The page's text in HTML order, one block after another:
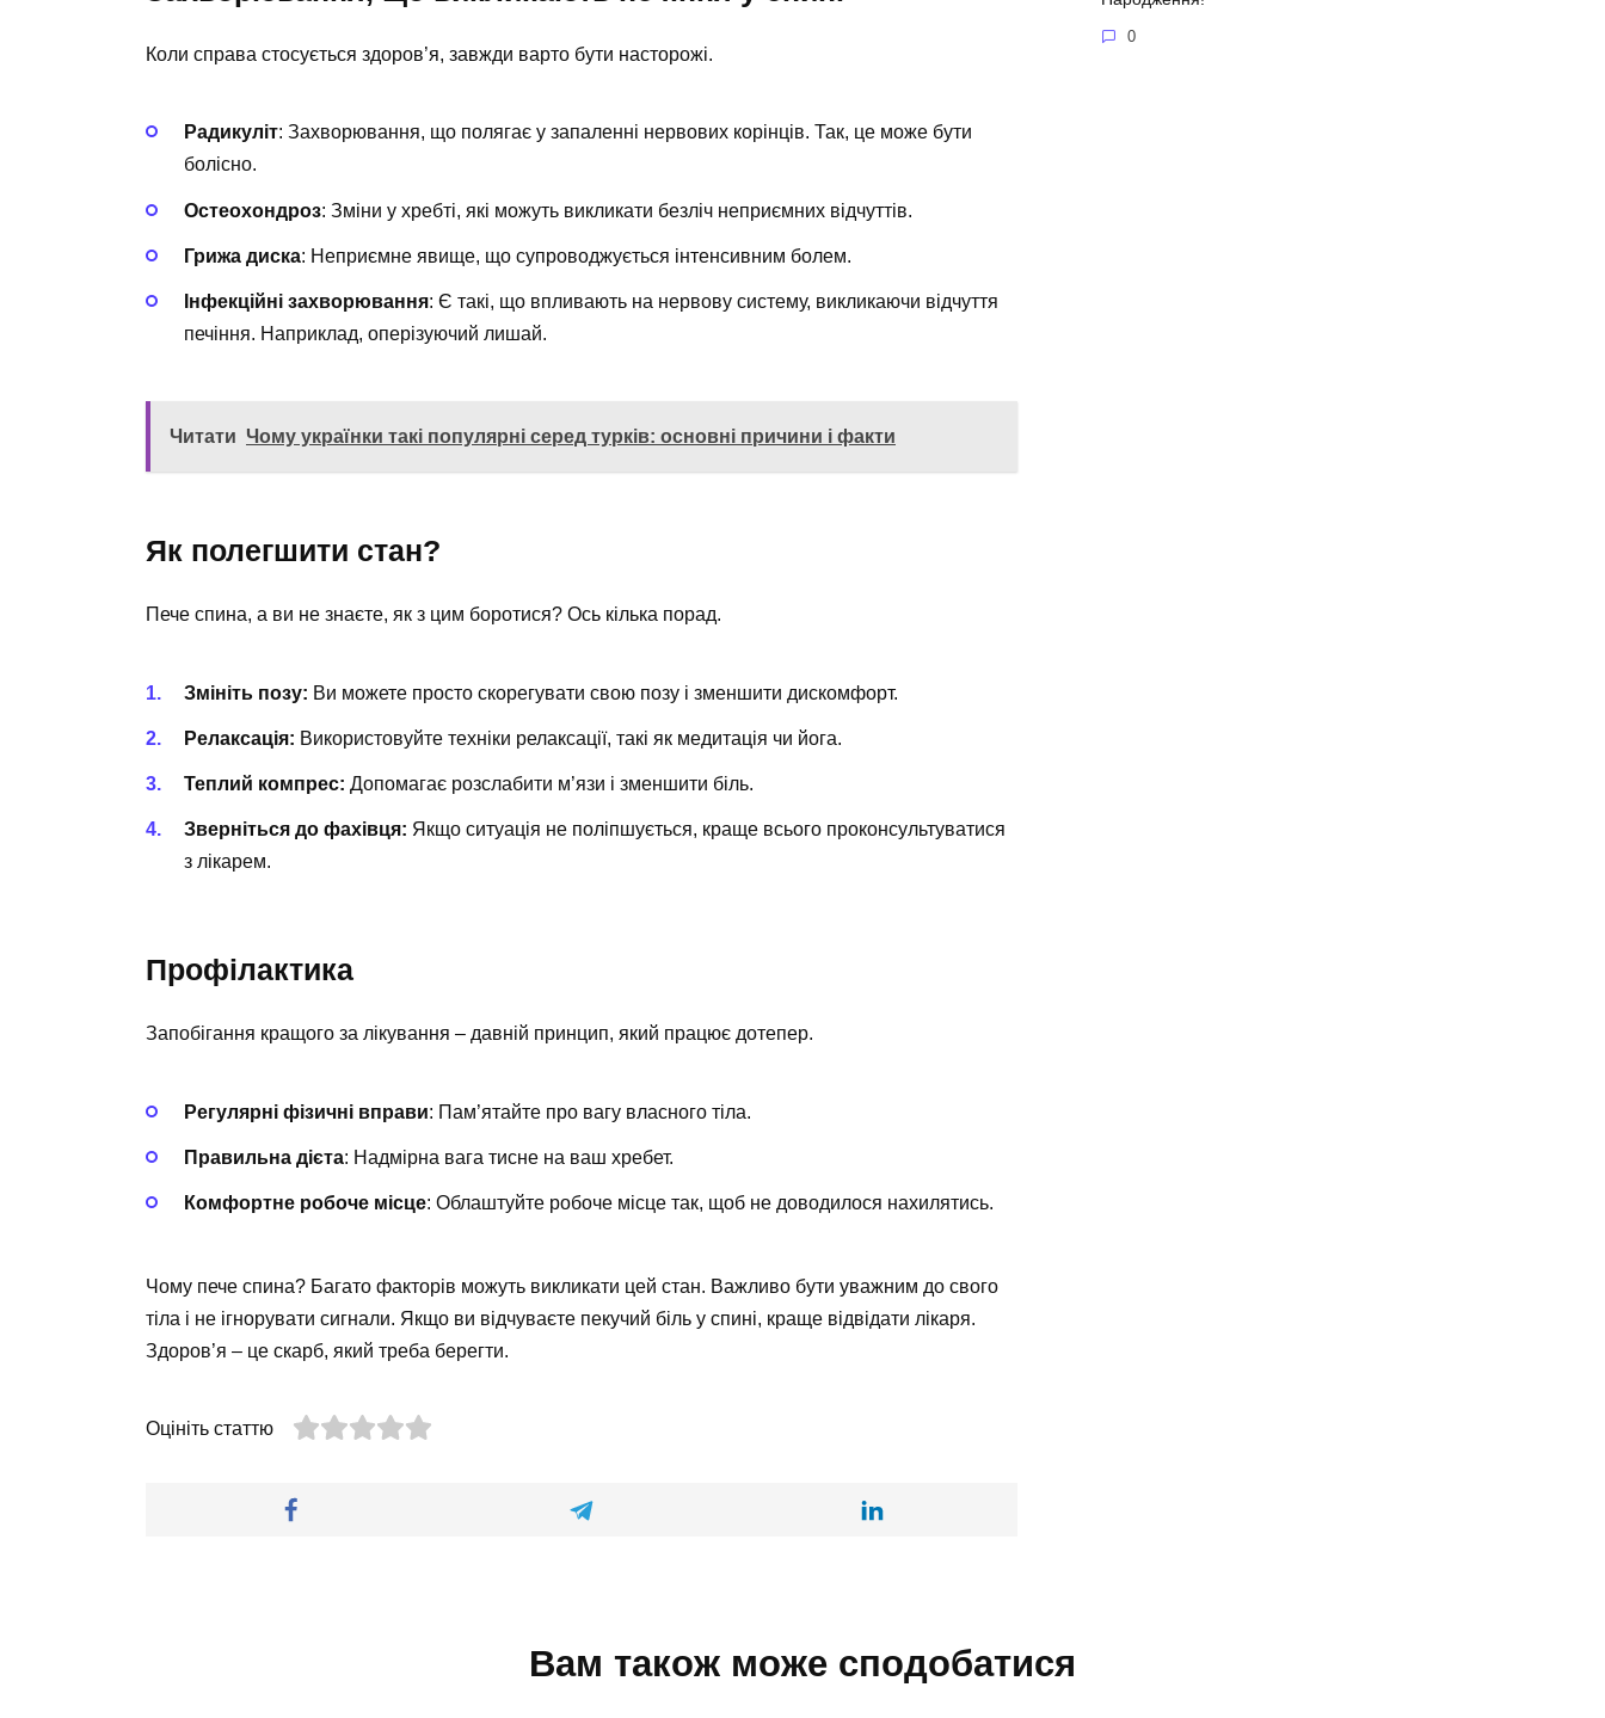
Коли справа стосується здоров’я, завжди варто бути насторожі.
Радикуліт: Захворювання, що полягає у запаленні нервових корінців. Так, це може бути
болісно.
Остеохондроз: Зміни у хребті, які можуть викликати безліч неприємних відчуттів.
Грижа диска: Неприємне явище, що супроводжується інтенсивним болем.
Інфекційні захворювання: Є такі, що впливають на нервову систему, викликаючи відчуття
печіння. Наприклад, оперізуючий лишай.
Читати Чому українки такі популярні серед турків: основні причини і факти
Як полегшити стан?
Пече спина, а ви не знаєте, як з цим боротися? Ось кілька порад.
Змініть позу: Ви можете просто скорегувати свою позу і зменшити дискомфорт.
Релаксація: Використовуйте техніки релаксації, такі як медитація чи йога.
Теплий компрес: Допомагає розслабити м’язи і зменшити біль.
Зверніться до фахівця: Якщо ситуація не поліпшується, краще всього проконсультуватися
з лікарем.
Профілактика
Запобігання кращого за лікування – давній принцип, який працює дотепер.
Регулярні фізичні вправи: Пам’ятайте про вагу власного тіла.
Правильна дієта: Надмірна вага тисне на ваш хребет.
Комфортне робоче місце: Облаштуйте робоче місце так, щоб не доводилося нахилятись.
Чому пече спина? Багато факторів можуть викликати цей стан. Важливо бути уважним до свого
тіла і не ігнорувати сигнали. Якщо ви відчуваєте пекучий біль у спині, краще відвідати лікаря.
Здоров’я – це скарб, який треба берегти.
Оцініть статтю
0
Вам також може сподобатися